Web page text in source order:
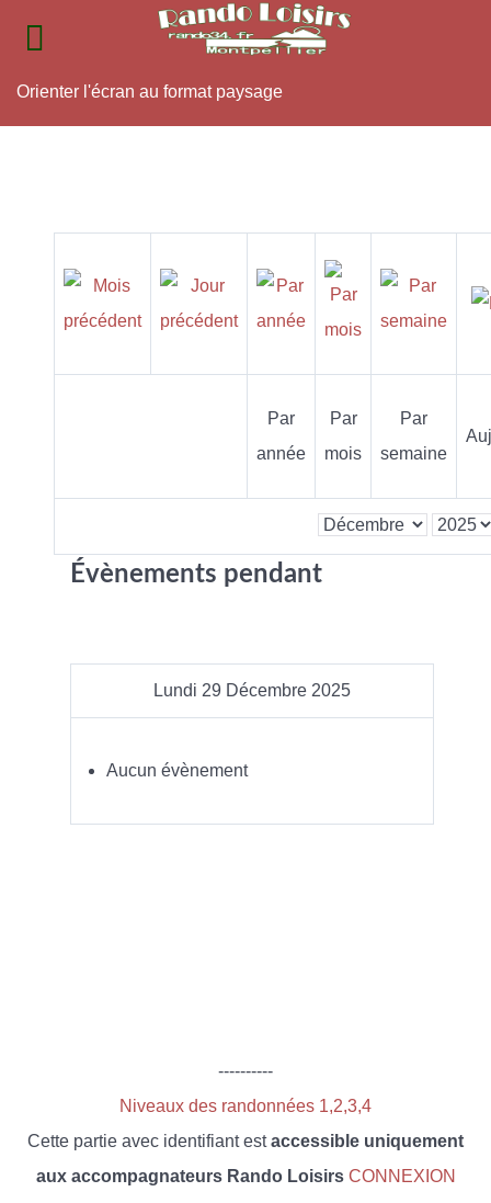
Orienter l'écran au format paysage
Par
année
Par
mois
Par
semaine
Évènements pendant
Lundi 29 Décembre 2025
Aucun évènement
----------
Niveaux des randonnées 1,2,3,4
Cette partie avec identifiant estaccessible uniquement
aux accompagnateurs Rando Loisirs CONNEXION